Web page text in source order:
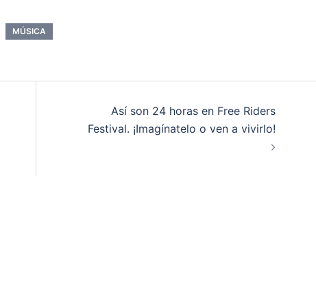
MÚSICA
Así son 24 horas en Free Riders
Festival. ¡Imagínatelo o ven a vivirlo!